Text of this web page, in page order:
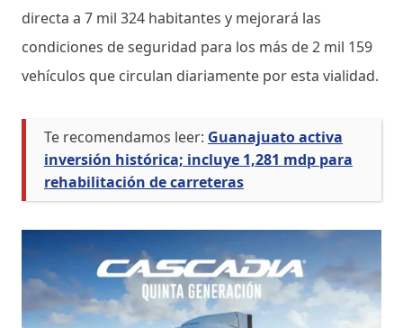
directa a 7 mil 324 habitantes y mejorará las
condiciones de seguridad para los más de 2 mil 159
vehículos que circulan diariamente por esta vialidad.
Te recomendamos leer: Guanajuato activa
inversión histórica; incluye 1,281 mdp para
rehabilitación de carreteras